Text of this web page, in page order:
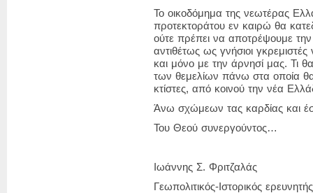
Το οικοδόμημα της νεωτέρας
προτεκτοράτου εν καιρώ θα
ούτε πρέπει να αποτρέψουμε
αντιθέτως ως γνήσιοι
και μόνο με την άρνησί μας. Τι
των θεμελίων πάνω στα οποία
κτίστες, από κοινού την νέα
Άνω σχώμεων τας καρδίας και
Του Θεού συνεργούντος…
Ιωάννης Σ. Φριτζαλάς
Γεωπολιτικός-Ιστορικός ερευνητής